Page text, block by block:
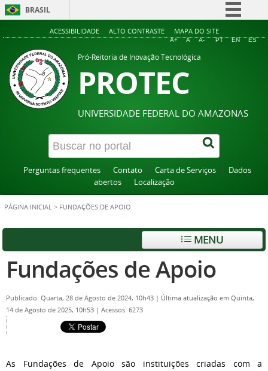
BRASIL
Simplifique!
Acesso à informação
ACESSIBILIDADE ALTO CONTRASTE MAPA DO SITE
A+ A A- PT EN ES
Pró-Reitoria de Inovação Tecnológica
PROTEC
UNIVERSIDADE FEDERAL DO AMAZONAS
Perguntas frequentes Contato Carta de Serviços
Dados
abertos
Localização
PÁGINA INICIAL > FUNDAÇÕES DE APOIO
MENU
Fundações de Apoio
Publicado: Quarta, 28 de Agosto de 2024, 10h43 | Última atualização em Quinta,
14 de Agosto de 2025, 10h53 | Acessos: 6273
As Fundações de Apoio são instituições criadas com a